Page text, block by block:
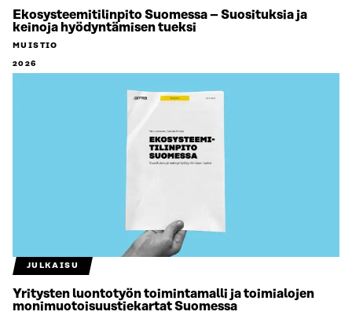
Ekosysteemitilinpito Suomessa – Suosituksia ja
keinoja hyödyntämisen tueksi
MUISTIO
2026
JULKAISU
Yritysten luontotyön toimintamalli ja toimialojen
monimuotoisuustiekartat Suomessa